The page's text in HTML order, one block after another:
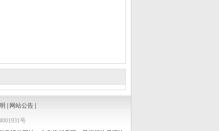
网站公告
号